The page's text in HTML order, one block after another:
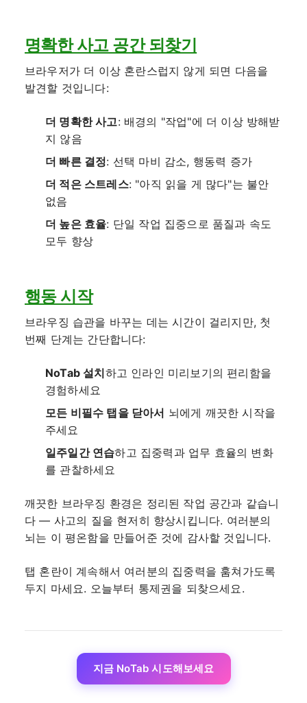
명확한 사고 공간 되찾기
브라우저가 더 이상 혼란스럽지 않게 되면 다음을
발견할 것입니다:
더 명확한 사고: 배경의 "작업"에 더 이상 방해받
지 않음
더 빠른 결정: 선택 마비 감소, 행동력 증가
더 적은 스트레스: "아직 읽을 게 많다"는 불안
없음
더 높은 효율: 단일 작업 집중으로 품질과 속도
모두 향상
행동 시작
브라우징 습관을 바꾸는 데는 시간이 걸리지만, 첫
번째 단계는 간단합니다:
NoTab 설치하고 인라인 미리보기의 편리함을
경험하세요
모든 비필수 탭을 닫아서 뇌에게 깨끗한 시작을
주세요
일주일간 연습하고 집중력과 업무 효율의 변화
를 관찰하세요
깨끗한 브라우징 환경은 정리된 작업 공간과 같습니
다 — 사고의 질을 현저히 향상시킵니다. 여러분의
뇌는 이 평온함을 만들어준 것에 감사할 것입니다.
탭 혼란이 계속해서 여러분의 집중력을 훔쳐가도록
두지 마세요. 오늘부터 통제권을 되찾으세요.
지금 NoTab 시도해보세요